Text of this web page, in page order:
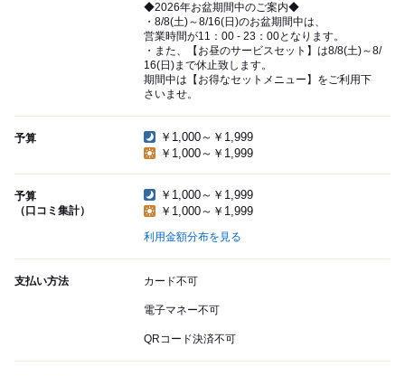
◆2026年お盆期間中のご案内◆
・8/8(土)～8/16(日)のお盆期間中は、
営業時間が11：00 - 23：00となります。
・また、【お昼のサービスセット】は8/8(土)～8/
16(日)まで休止致します。
期間中は【お得なセットメニュー】をご利用下
さいませ。
予算
￥1,000～￥1,999
￥1,000～￥1,999
予算
（口コミ集計）
￥1,000～￥1,999
￥1,000～￥1,999
利用金額分布を見る
支払い方法 カード不可
電子マネー不可
QRコード決済不可